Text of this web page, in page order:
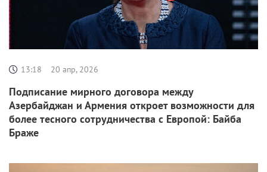
13:18 20 апр, 2026
Подписание мирного договора между
Азербайджан и Армения откроет возможности для
более тесного сотрудничества с Европой: Байба
Браже